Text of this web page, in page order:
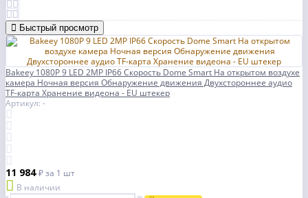
Быстрый просмотр
Bakeey 1080P 9 LED 2MP IP66 Скорость Dome Smart На открытом воздухе
камера Ночная версия Обнаружение движения Двухстороннее аудио
TF-карта Хранение видеона - EU штекер
Артикул: -
11 984₽за 1 шт
В наличии